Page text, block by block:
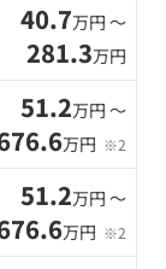
40.7万円 〜
281.3万円
51.2万円 〜
万円 ※2
51.2万円 〜
万円 ※2